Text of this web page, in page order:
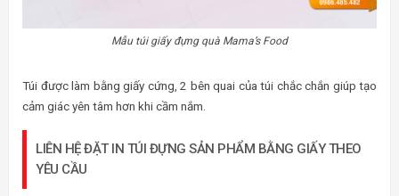
Mẫu túi giấy đựng quà Mama’s Food
Túi được làm bằng giấy cứng, 2 bên quai của túi chắc chắn giúp tạo
cảm giác yên tâm hơn khi cầm nắm.
LIÊN HỆ ĐẶT IN TÚI ĐỰNG SẢN PHẨM BẰNG GIẤY THEO
YÊU CẦU